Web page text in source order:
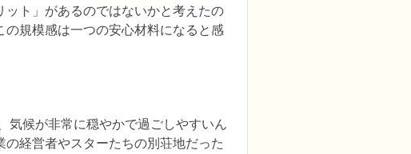
ト」があるのではないかと考えたの
規模感は一つの安心材料になると感
気候が非常に穏やかで過ごしやすいん
経営者やスターたちの別荘地だった